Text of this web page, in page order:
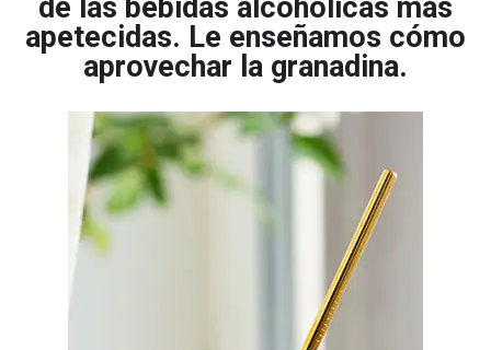
de las bebidas alcohólicas más
apetecidas. Le enseñamos cómo
aprovechar la granadina.